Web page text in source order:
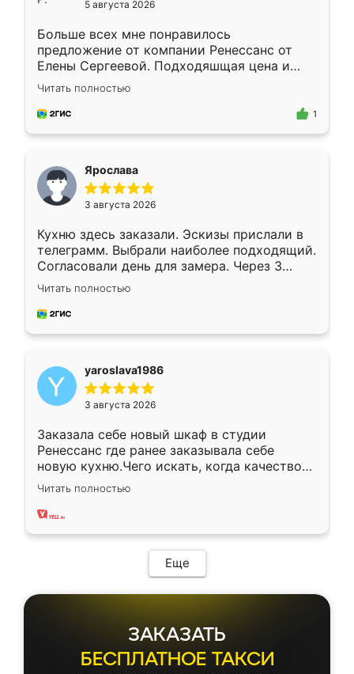
5 августа 2026
Больше всех мне понравилось
предложение от компании Ренессанс от
Елены Сергеевой. Подходяшщая цена и
короткие сроки изготовления. Приехавший
для замера сотрудник Владислав
предложил по моему эскизу самый
Читать полностью
1
Ярослава
3 августа 2026
Кухню здесь заказали. Эскизы прислали в
телеграмм. Выбрали наиболее подходящий.
Согласовали день для замера. Через 3
недели кухня была уже готова. Остались
довольны работой. Спасибо Ренессанс
мебель за качественную работу!
Читать полностью
yaroslava1986
3 августа 2026
Заказала себе новый шкаф в студии
Ренессанс где ранее заказывала себе
новую кухню.Чего искать, когда качеством
вполне довольна. Служит кухня уже почти
два года, нареканий нет.
Читать полностью
Еще
ЗАКАЗАТЬ
БЕСПЛАТНОЕ ТАКСИ